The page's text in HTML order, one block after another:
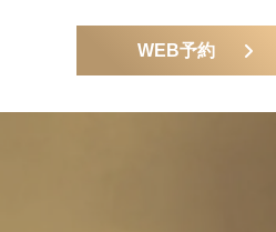
WEB予約